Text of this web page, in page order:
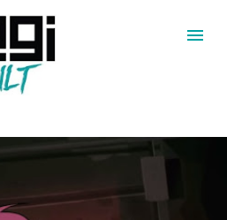
conteúdo principal